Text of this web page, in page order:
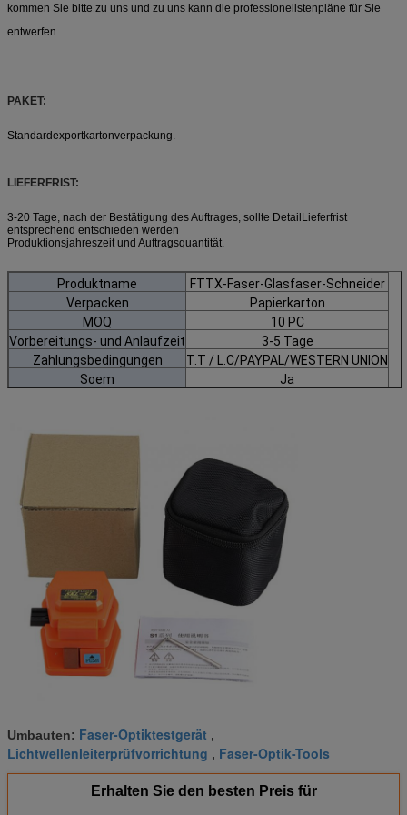
kommen Sie bitte zu uns und zu uns kann die professionellstenpläne für Sie
entwerfen.
PAKET:
Standardexportkartonverpackung.
LIEFERFRIST:
3-20 Tage, nach der Bestätigung des Auftrages, sollte DetailLieferfrist
entsprechend entschieden werden
Produktionsjahreszeit und Auftragsquantität.
Produktname
FTTX-Faser-Glasfaser-Schneider
Verpacken
Papierkarton
MOQ
10 PC
Vorbereitungs- und Anlaufzeit
3-5 Tage
Zahlungsbedingungen
T.T /
L.C/PAYPAL/WESTERN UNION
Soem
Ja
Umbauten: Faser-Optiktestgerät ,
Lichtwellenleiterprüfvorrichtung , Faser-Optik-Tools
Erhalten Sie den besten Preis für